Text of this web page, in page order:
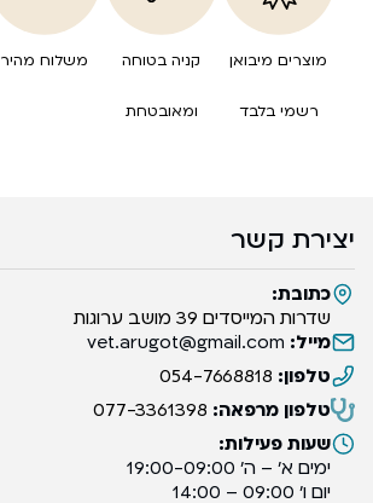
מוצרים מיבואן
רשמי בלבד
קניה בטוחה
ומאובטחת
משלוח מהיר
יצירת קשר
כתובת:
שדרות המייסדים 39 מושב ערוגות
מייל: vet.arugot@gmail.com
טלפון: 054-7668818
טלפון מרפאה: 077-3361398
שעות פעילות:
ימים א’ – ה’ 19:00-09:00
יום ו’ 09:00 – 14:00